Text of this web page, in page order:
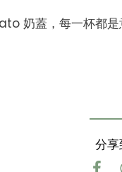
奶蓋，每一杯都是
分享